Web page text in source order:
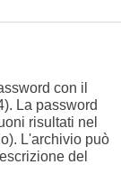
con il
La password
risultati nel
L'archivio può
del